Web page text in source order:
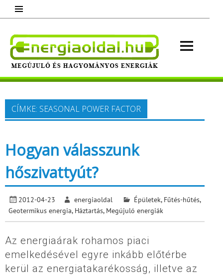
content
Megújuló és hagyományos energiák.
Minden, ami energia!
CÍMKE: SEASONAL POWER FACTOR
Hogyan válasszunk
hőszivattyút?
2012-04-23 energiaoldal Épületek, Fűtés-hűtés,
Geotermikus energia, Háztartás, Megújuló energiák
Az energiaárak rohamos piaci
emelkedésével egyre inkább előtérbe
kerül az energiatakarékosság, illetve az